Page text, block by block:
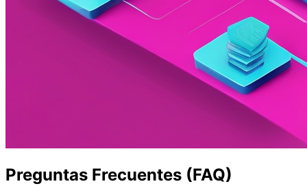
Preguntas Frecuentes (FAQ)